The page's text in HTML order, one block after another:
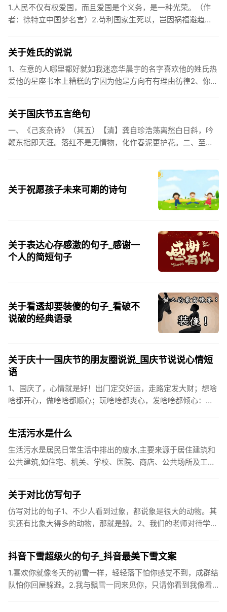
1.人民不仅有权爱国，而且爱国是个义务，是一种光荣。（作
者：徐特立中国梦名言）2.苟利国家生死以，岂因祸福避趋
关于姓氏的说说
1、在意的人哪里都好就如我迷恋华晨宇的名字喜欢他的姓氏热
爱他的星座书本上糟糕的字因为他是方向冇有理由彷徨2、你的
关于国庆节五言绝句
一、《己亥杂诗》（其五）【清】龚自珍浩荡离愁白日斜，吟
鞭东指即天涯。落红不是无情物，化作春泥更护花。二、至今
关于祝愿孩子未来可期的诗句
关于表达心存感激的句子_感谢一
个人的简短句子
关于看透却要装傻的句子_看破不
说破的经典语录
关于庆十一国庆节的朋友圈说说_国庆节说说心情短
语
1、国庆了，心情就是好！出门定交好运，走路定发大财；想啥
啥都开心，做啥啥都顺心；玩啥啥都爽心，发啥啥都倾心：祝
生活污水是什么
生活污水是居民日常生活中排出的废水,主要来源于居住建筑和
公共建筑,如住宅、机关、学校、医院、商店、公共场所及工业
关于对比仿写句子
仿写对比的句子1、不少人看到过象，都说象是很大的动物。其
实还有比象大得多的动物，那就是鲸。2、我们的老师对待学生
抖音下雪超级火的句子_抖音最美下雪文案
1.喜欢你就像冬天的初雪一样，轻轻落下怕你感觉不到，成群结
队怕你回屋躲避。2.我与飘雪一同来见你，只请你看到我像看